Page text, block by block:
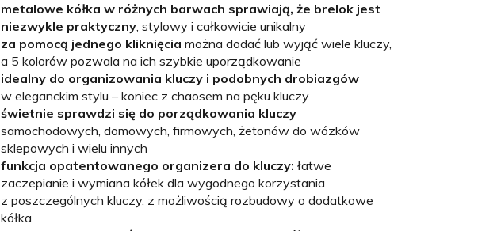
metalowe kółka w różnych barwach sprawiają, że brelok jest
niezwykle praktyczny, stylowy i całkowicie unikalny
za pomocą jednego kliknięcia można dodać lub wyjąć wiele kluczy,
a 5 kolorów pozwala na ich szybkie uporządkowanie
idealny do organizowania kluczy i podobnych drobiazgów
w eleganckim stylu – koniec z chaosem na pęku kluczy
świetnie sprawdzi się do porządkowania kluczy
samochodowych, domowych, firmowych, żetonów do wózków
sklepowych i wielu innych
funkcja opatentowanego organizera do kluczy: łatwe
zaczepianie i wymiana kółek dla wygodnego korzystania
z poszczególnych kluczy, z możliwością rozbudowy o dodatkowe
kółka